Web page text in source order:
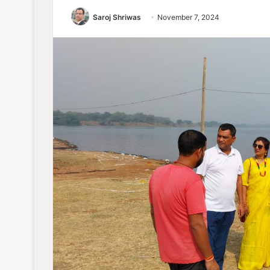
Saroj Shriwas November 7, 2024